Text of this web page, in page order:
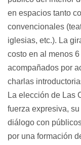
en espacios tanto
convencionales
iglesias, etc.). La
costo en al menos
acompañados por
charlas
La elección de Las
fuerza expresiva,
diálogo con
por una formación